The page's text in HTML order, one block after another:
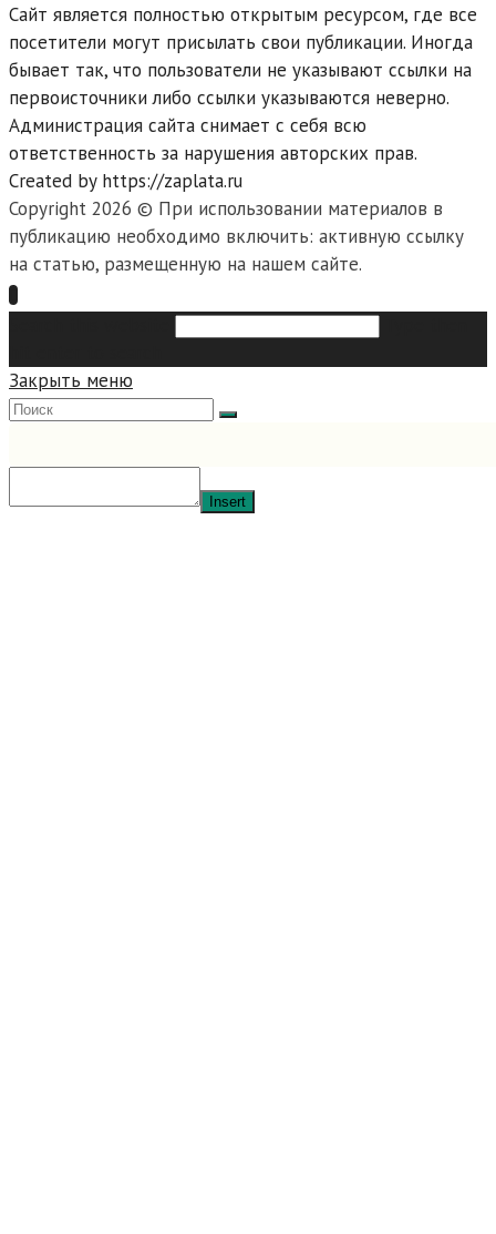
Сайт является полностью открытым ресурсом, где все
посетители могут присылать свои публикации. Иногда
бывает так, что пользователи не указывают ссылки на
первоисточники либо ссылки указываются неверно.
Администрация сайта снимает с себя всю
ответственность за нарушения авторских прав.
Created by https://zaplata.ru
Copyright 2026 © При использовании материалов в
публикацию необходимо включить: активную ссылку
на статью, размещенную на нашем сайте.
Закрыть меню
Insert